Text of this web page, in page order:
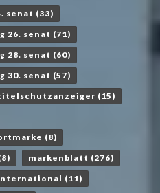
senat (33)
26. senat (71)
28. senat (60)
30. senat (57)
(15)
(8)
markenblatt (276)
(11)